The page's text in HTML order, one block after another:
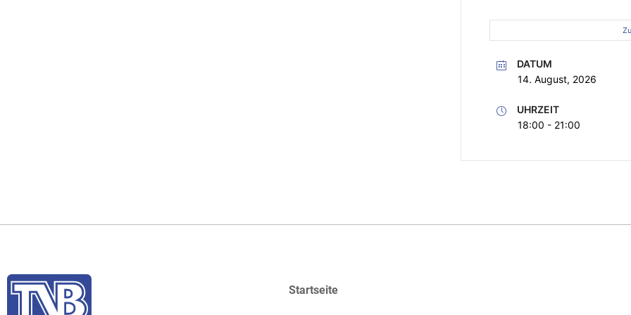
DATUM
14. August, 2026
UHRZEIT
18:00 - 21:00
Startseite